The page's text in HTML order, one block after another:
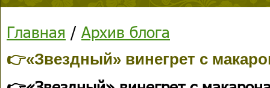
Главная / Архив блога
👉«Звездный» винегрет с